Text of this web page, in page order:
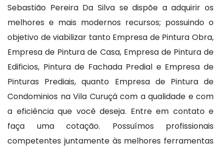
Sebastião Pereira Da Silva se dispõe a adquirir os
melhores e mais modernos recursos; possuindo o
objetivo de viabilizar tanto Empresa de Pintura Obra,
Empresa de Pintura de Casa, Empresa de Pintura de
Edificios, Pintura de Fachada Predial e Empresa de
Pinturas Prediais, quanto Empresa de Pintura de
Condominios na Vila Curuçá com a qualidade e com
a eficiência que você deseja. Entre em contato e
faça uma cotação. Possuímos profissionais
competentes juntamente às melhores ferramentas